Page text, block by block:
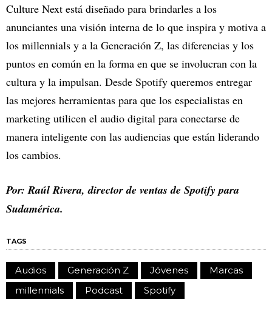
Culture Next está diseñado para brindarles a los
anunciantes una visión interna de lo que inspira y motiva a
los millennials y a la Generación Z, las diferencias y los
puntos en común en la forma en que se involucran con la
cultura y la impulsan. Desde Spotify queremos entregar
las mejores herramientas para que los especialistas en
marketing utilicen el audio digital para conectarse de
manera inteligente con las audiencias que están liderando
los cambios.
Por: Raúl Rivera, director de ventas de Spotify para
Sudamérica.
TAGS
Audios Generación Z Jóvenes
Marcas
millennials
Podcast Spotify